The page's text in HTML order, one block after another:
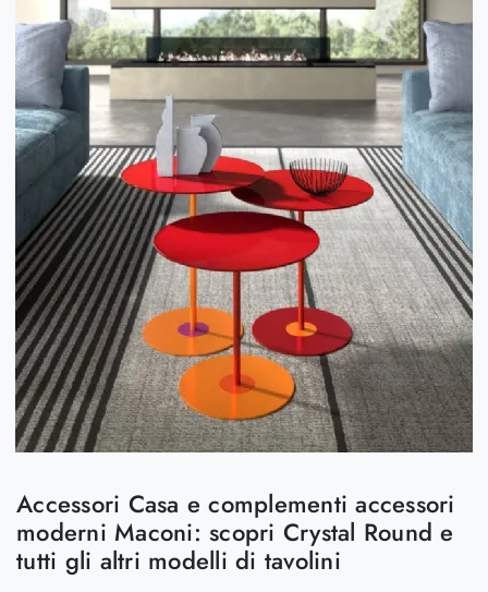
Accessori Casa e complementi accessori
moderni Maconi: scopri Crystal Round e
tutti gli altri modelli di tavolini